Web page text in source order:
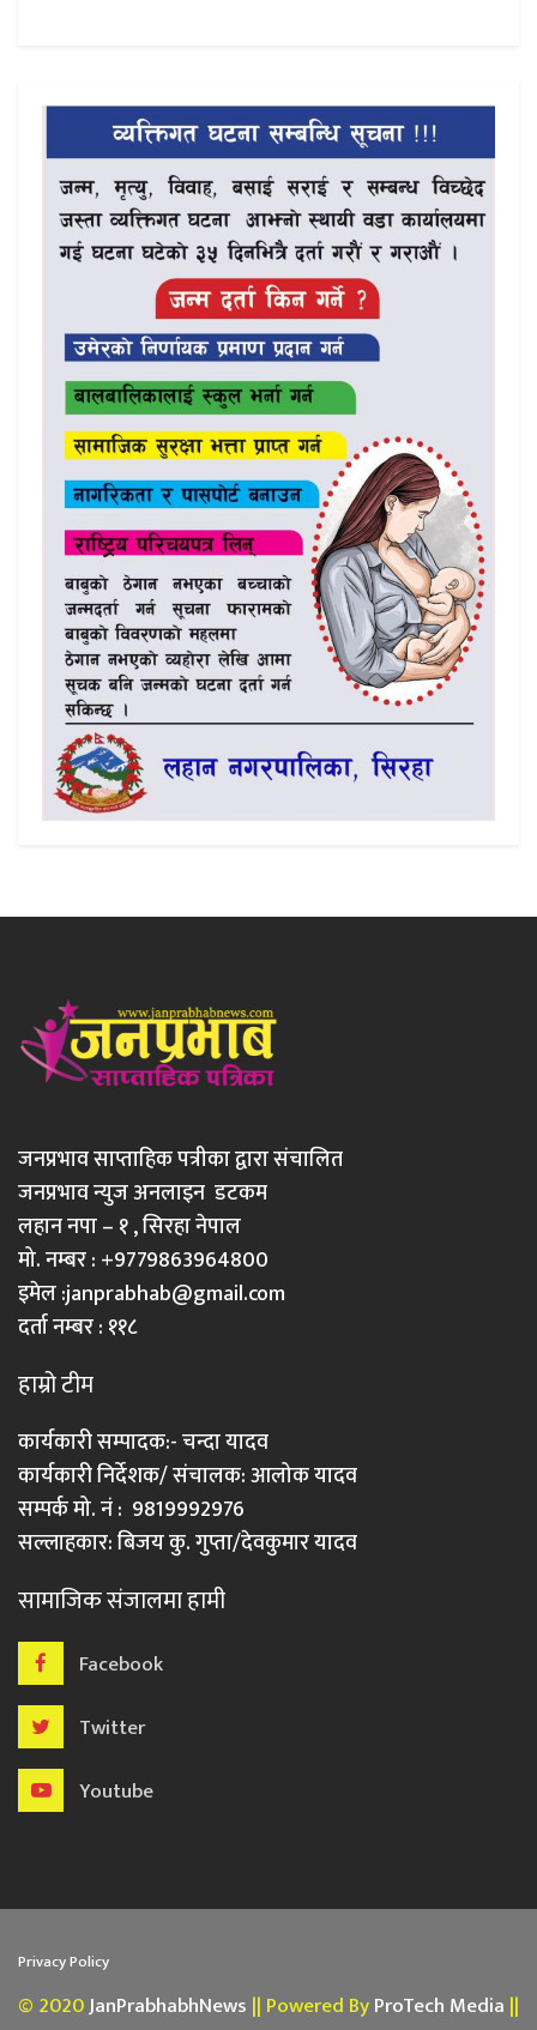
जनप्रभाव साप्ताहिक पत्रीका द्वारा संचालित
जनप्रभाव न्युज अनलाइन डटकम
लहान नपा – १ , सिरहा नेपाल
मो. नम्बर : +9779863964800
इमेल :janprabhab@gmail.com
दर्ता नम्बर : ११८
हाम्रो टीम
कार्यकारी सम्पादक:- चन्दा यादव
कार्यकारी निर्देशक/ संचालक: आलोक यादव
सम्पर्क मो. नं : 9819992976
सल्लाहकार: बिजय कु. गुप्ता/देवकुमार यादव
सामाजिक संजालमा हामी
Facebook
Twitter
Youtube
Privacy Policy
© 2020JanPrabhabhNews || Powered ByProTech Media ||